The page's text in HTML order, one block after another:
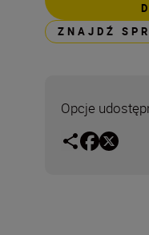
ZNAJDŹ
Opcje